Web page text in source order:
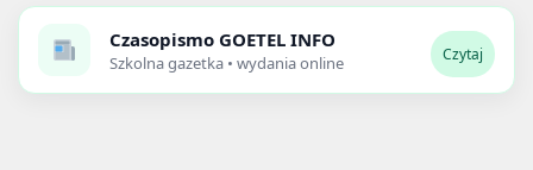
Czasopismo GOETEL INFO
Szkolna gazetka • wydania online Czytaj